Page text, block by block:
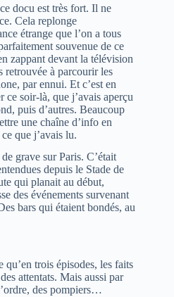
docu est très fort. Il ne
Cela replonge
étrange que l’on a tous
souvenue de ce
zappant devant la télévision
retrouvée à parcourir les
par ennui. Et c’est en
soir-là, que j’avais aperçu
puis d’autres. Beaucoup
une chaîne d’info en
que j’avais lu.
grave sur Paris. C’était
depuis le Stade de
qui planait au début,
des événements survenant
bars qui étaient bondés, au
qu’en trois épisodes, les faits
attentats. Mais aussi par
des pompiers…